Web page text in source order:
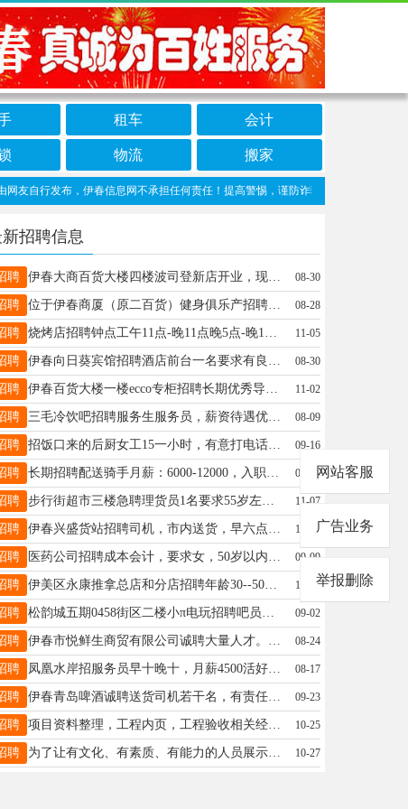
租车 会计
物流 搬家
自行发布，伊春信息网不承担任何责任！提高警惕，谨防诈骗！做推广、做信息置
招聘信息
聘 伊春大商百货大楼四楼波司登新店开业，现招聘优秀导购员，要求年龄45岁以下，有服务经验者优先，薪资待遇3000-7000元，半天班，大品牌货好卖。有意者可到店面谈或电话咨询18645869996或18645868586李先生18645868586 08-30
聘 位于伊春商厦（原二百货）健身俱乐产招聘保洁员，可兼职，工作时间早6点到8点，下午1点到3点（2点到4点也可），详情面议。联系电话：13845858600姚女士13845858600 08-28
聘 烧烤店招聘钟点工午11点-晚11点​晚5点-晚11点地点：普新小区​张女士13124586161 11-05
聘 伊春向日葵宾馆招聘酒店前台一名要求有良好的沟通能力和亲和力，工作地点伊春八中附近，工作时间上一休一 08-30
聘 伊春百货大楼一楼ecco专柜招聘长期优秀导购形象好，气质佳，40周岁以下热爱零售行业，学习能力强有责任心，有集体荣誉感有同等品牌销售经验者优先底薪+提成+5天年假+生日福利+法定假日三薪+五险一金杨女士13845839191 11-02
聘 三毛冷饮吧招聘服务生服务员，薪资待遇优，联系电话15246918878孙女士15945803808 08-09
聘 招饭口来的后厨女工15一小时，有意打电话条件在家会切菜做饭的杨女士18745885936 09-16
聘 长期招聘配送骑手月薪：6000-12000，入职奖励2000，车辆电瓶首月免费使用，车辆补贴1000，老骑手回归奖2000元业务经理：月薪4000-7000，20岁以上，男女不限，学历不限，有无经验均可陈女士18504581458 09-14
聘 步行街超市三楼急聘理货员1名要求55岁左右女有经验无经验都可以活好干老板事少有意者电话联系18645800123张先生18645800123 11-07
聘 伊春兴盛货站招聘司机，市内送货，早六点上班，需要装卸，长期工作，工资5000+长期工作联系电话：13796480723张18645830332 10-05
聘 医药公司招聘成本会计，要求女，50岁以内，有3年以上财务经验，能熟练使用办公软件及财务软件。月休四天，节假日带薪串休。可交保险。薪资面议。有意者联系于：13352580127于13352580127 09-09
聘 伊美区永康推拿总店和分店招聘年龄30--50岁之间女性性格温和喜爱学习喜欢养生者优先有无经验均可免费培训月薪2000元月休2天中午有工作餐百分之五提成顾客都是预约上门工作环境优雅家不是本市的可在店里住宿周经理13104584577 10-17
聘 松韵城五期0458街区二楼小π电玩招聘吧员老板事少基本不在店里要求女性40岁以下先生19104585222 09-02
聘 伊春市悦鲜生商贸有限公司诚聘大量人才。现需大量收银员。理货员。促销员。店长。薪资待遇面议。有意者联系苍店长：13845498010。期待您的加入。苍店长18345891731 08-24
聘 凤凰水岸招服务员早十晚十，月薪4500活好干刘18645876821 08-17
聘 伊春青岛啤酒诚聘送货司机若干名，有责任心，工作踏实！年龄35--45岁薪资底薪加提成4000-8000有经验优先。有意电联13234581119陈经理陈经理13234581119 09-23
聘 项目资料整理，工程内页，工程验收相关经验本科及以上学历，年龄37周岁以内；具有优秀的综合分析能力及观察发现意识；转正交五险一金13766759202王女士13766759202 10-25
聘 为了让有文化、有素质、有能力的人员展示自己能力，公司特聘请2️⃣5️⃣周岁—6️⃣1️⃣周岁的人员。可以学习金融知识、学习语言沟通艺术。充实自己，提升自己男女不限，高中以上学历联系电话：18845825295欢迎咨询，欢迎加入！????????????张女士18845825295 10-27
网站客服
广告业务
举报删除